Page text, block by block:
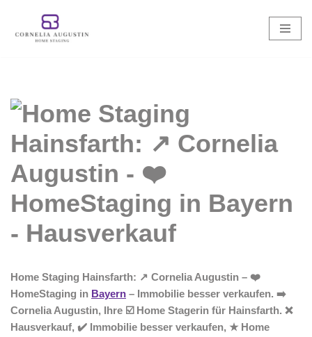
Zum
Home Staging Hainsfarth: ↗️ Cornelia Augustin – ❤️
HomeStaging in Bayern – Immobilie besser verkaufen. ➡️
Cornelia Augustin, Ihre ☑️ Home Stagerin für Hainsfarth. ❌
Hausverkauf, ✔️ Immobilie besser verkaufen, ★ Home